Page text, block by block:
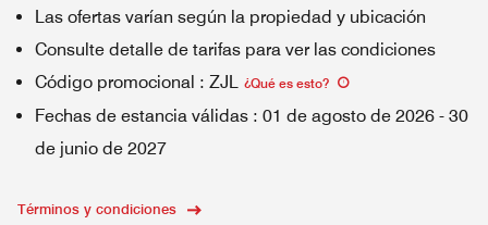
Las ofertas varían según la propiedad y ubicación
Consulte detalle de tarifas para ver las condiciones
Código promocional : ZJL ¿Qué es esto?
Fechas de estancia válidas : 01 de agosto de 2026 - 30
de junio de 2027
Términos y condiciones